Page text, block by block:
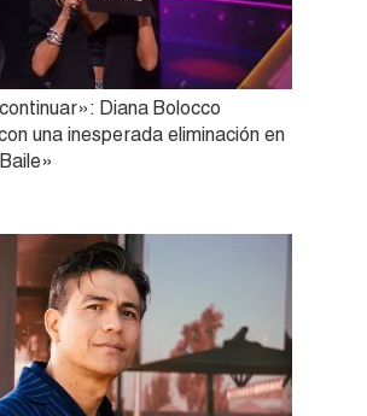
Diana Bolocco
una inesperada eliminación en